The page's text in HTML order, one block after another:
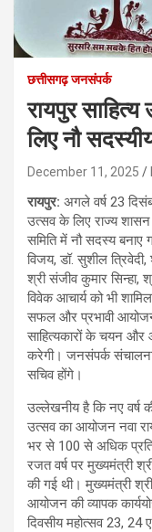
छत्तीसगढ़ जनसंपर्क
रायपुर
लिए नौ
December 11, 2025
रायपुर: अगले वर्ष 23
उत्सव के लिए राज्य
समिति में नौ सदस्य
विजय, डॉ. सुशील
श्री संजीव कुमार सिन्हा,
विवेक आचार्य को भी
सफल और प्रभावी
साहित्यकारों के चयन और
करेगी। जनसंपर्क
सचिव होंगे।
उल्लेखनीय है कि नए वर्ष
उत्सव का आयोजन नवा
भर से 100 से अधिक
रजत वर्ष पर मुख्यमंत्री
की गई थी। मुख्यमंत्री
आयोजन की व्यापक
दिवसीय महोत्सव 23,